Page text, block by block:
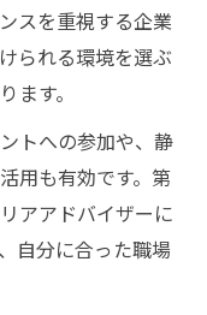
スを重視する企業
られる環境を選ぶ
ます。
トへの参加や、静
用も有効です。第
アアドバイザーに
自分に合った職場